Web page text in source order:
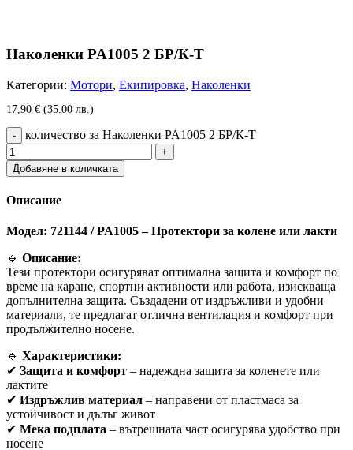
Наколенки PA1005 2 БР/К-Т
Категории: Мотори, Екипировка, Наколенки
17,90 € (35.00 лв.)
количество за Наколенки PA1005 2 БР/К-Т
Добавяне в количката
Описание
Модел: 721144 / PA1005 – Протектори за колене или лакти
🔹 Описание:
Тези протектори осигуряват оптимална защита и комфорт по
време на каране, спортни активности или работа, изискваща
допълнителна защита. Създадени от издръжливи и удобни
материали, те предлагат отлична вентилация и комфорт при
продължително носене.
🔹 Характеристики:
✔ Защита и комфорт – надеждна защита за коленете или
лактите
✔ Издръжлив материал – направени от пластмаса за
устойчивост и дълъг живот
✔ Мека подплата – вътрешната част осигурява удобство при
носене